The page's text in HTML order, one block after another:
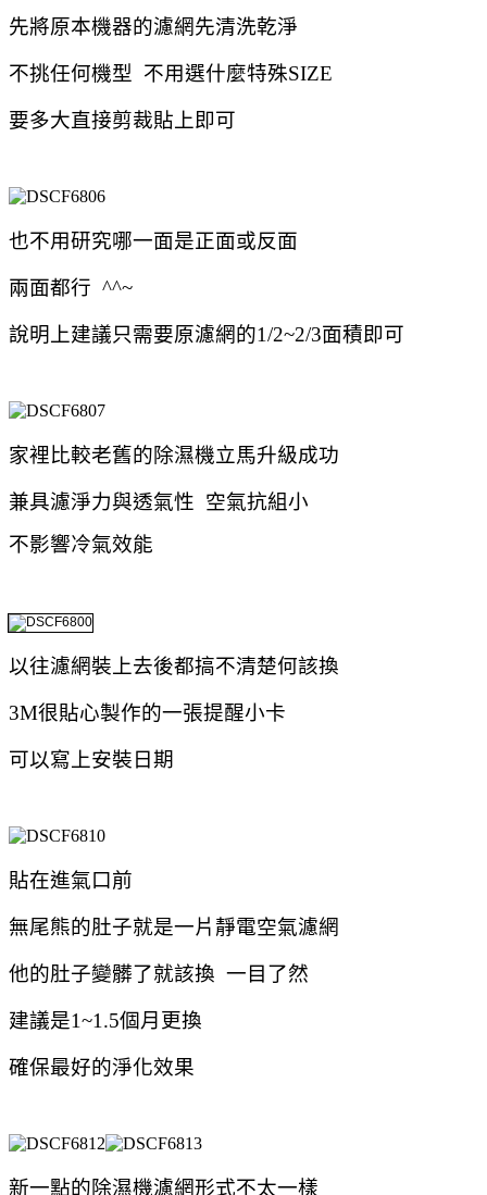
先將原本機器的濾網先清洗乾淨
不挑任何機型 不用選什麼特殊SIZE
要多大直接剪裁貼上即可
也不用研究哪一面是正面或反面
兩面都行 ^^~
說明上建議只需要原濾網的1/2~2/3面積即可
家裡比較老舊的除濕機立馬升級成功
兼具濾淨力與透氣性 空氣抗組小
不影響冷氣效能
以往濾網裝上去後都搞不清楚何該換
3M很貼心製作的一張提醒小卡
可以寫上安裝日期
貼在進氣口前
無尾熊的肚子就是一片靜電空氣濾網
他的肚子變髒了就該換 一目了然
建議是1~1.5個月更換
確保最好的淨化效果
新一點的除濕機濾網形式不太一樣